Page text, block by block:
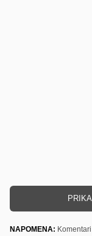
NAPOMENA: